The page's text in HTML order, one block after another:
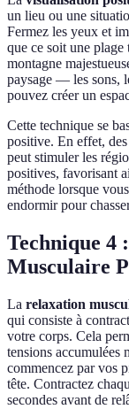
un lieu ou une
Fermez les yeux et
que ce soit une
montagne
paysage — les sons,
pouvez créer un
Cette technique se
positive. En effet,
peut stimuler les
positives, favorisant
méthode lorsque
endormir pour
Technique 4
Musculaire
La relaxation
qui consiste à
votre corps. Cela
tensions accumulées
commencez par vos
tête. Contractez
secondes avant de